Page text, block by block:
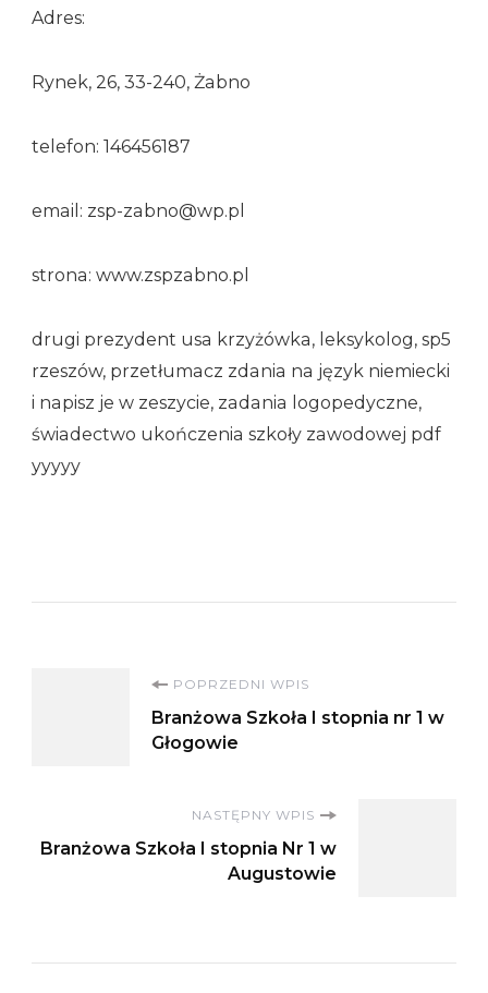
Adres:
Rynek, 26, 33-240, Żabno
telefon: 146456187
email: zsp-zabno@wp.pl
strona: www.zspzabno.pl
drugi prezydent usa krzyżówka, leksykolog, sp5
rzeszów, przetłumacz zdania na język niemiecki
i napisz je w zeszycie, zadania logopedyczne,
świadectwo ukończenia szkoły zawodowej pdf
yyyyy
Nawigacja
wpisu
POPRZEDNI WPIS
Branżowa Szkoła I stopnia nr 1 w
Głogowie
NASTĘPNY WPIS
Branżowa Szkoła I stopnia Nr 1 w
Augustowie